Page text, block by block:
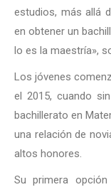
estudios, más allá
en obtener un
lo es la maestría»,
Los jóvenes
el 2015, cuando
bachillerato en
una relación de
altos honores.
Su primera